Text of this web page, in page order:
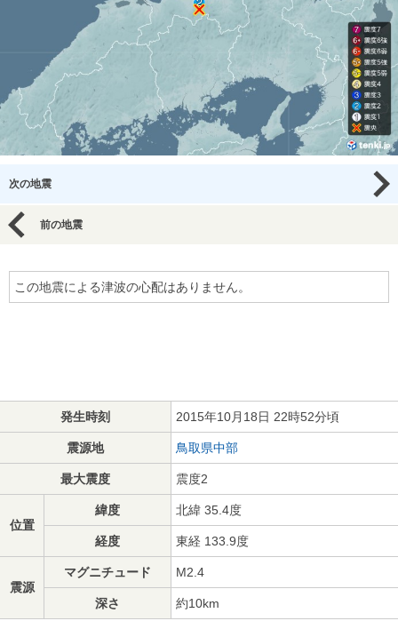
次の地震
前の地震
この地震による津波の心配はありません。
発生時刻 2015年10月18日 22時52分頃
震源地 鳥取県中部
最大震度 震度2
位置
緯度 北緯 35.4度
経度 東経 133.9度
震源
マグニチュード M2.4
深さ 約10km